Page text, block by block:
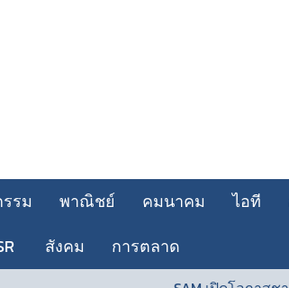
รม พาณิชย์ คมนาคม ไอที
สังคม การตลาด